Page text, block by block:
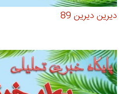
دیرین دیرین 89